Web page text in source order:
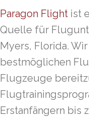
Paragon Flight ist
Quelle für
Myers, Florida.
bestmöglichen
Flugzeuge
Erstanfängern bis